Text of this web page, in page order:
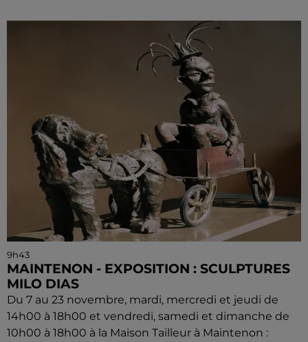
9h43
MAINTENON - EXPOSITION : SCULPTURES
MILO DIAS
Du 7 au 23 novembre, mardi, mercredi et jeudi de
14h00 à 18h00 et vendredi, samedi et dimanche de
10h00 à 18h00 à la Maison Tailleur à Maintenon :